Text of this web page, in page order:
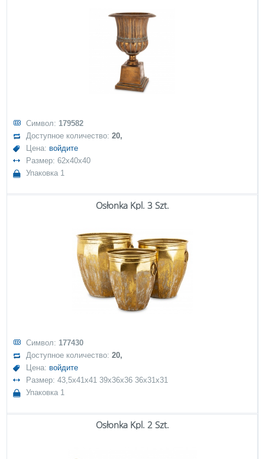
Символ: 179582
Доступное количество:20,
Цена: войдите
Размер: 62x40x40
Упаковка 1
Osłonka Kpl. 3 Szt.
Символ: 177430
Доступное количество:20,
Цена: войдите
Размер: 43,5x41x41 39x36x36 36x31x31
Упаковка 1
Osłonka Kpl. 2 Szt.